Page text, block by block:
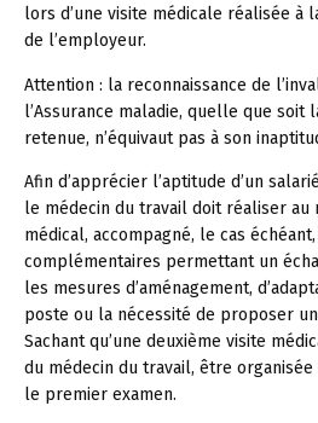
lors d’une visite médicale réalisée à
de l’employeur.
Attention : la reconnaissance de
l’Assurance maladie, quelle que soit
retenue, n’équivaut pas à son
Afin d’apprécier l’aptitude d’un
le médecin du travail doit réaliser au
médical, accompagné, le cas
complémentaires permettant un
les mesures d’aménagement,
poste ou la nécessité de proposer
Sachant qu’une deuxième visite
du médecin du travail, être
le premier examen.